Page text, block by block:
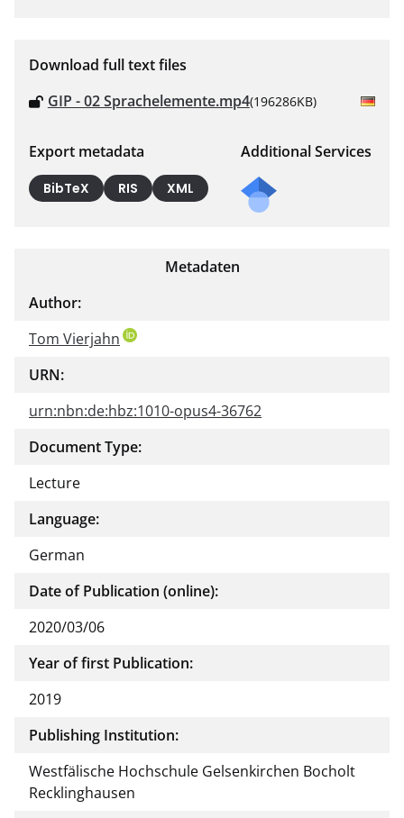
Download full text files
GIP - 02 Sprachelemente.mp4(196286KB)
Export metadata
BibTeX RIS XML
Additional Services
Metadaten
Author:
Tom Vierjahn
URN:
urn:nbn:de:hbz:1010-opus4-36762
Document Type:
Lecture
Language:
German
Date of Publication (online):
2020/03/06
Year of first Publication:
2019
Publishing Institution:
Westfälische Hochschule Gelsenkirchen Bocholt
Recklinghausen